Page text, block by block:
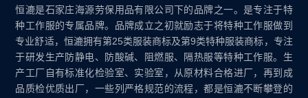
恒漉是石家庄海源劳保用品有限公司下的品牌之一。是专注于特
种工作服的专属品牌。品牌成立之初就励志于将特种工作服做到
专业舒适，恒漉拥有第25类服装商标及第9类特种服装商标，专注
于研发生产防静电、防酸碱、阻燃服、隔热服等特种工作服。生
产工厂自有标准化检验室、实验室，从原材料合格进厂，再到成
品质检优质出厂，一些列严格规范的流程，都是恒漉不断攀登的